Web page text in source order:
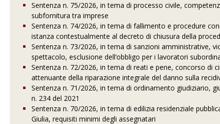
Sentenza n. 75/2026, in tema di processo civile,
subfornitura tra imprese
Sentenza n. 74/2026, in tema di fallimento e procedure
istanza contestualmente al decreto di chiusura della
Sentenza n. 73/2026, in tema di sanzioni amministrative,
spettacolo, esclusione dell’obbligo per i lavoratori
Sentenza n. 72/2026, in tema di reati e pene, concorso di
attenuante della riparazione integrale del danno sulla
Sentenza n. 71/2026, in tema di ordinamento giudiziario,
n. 234 del 2021
Sentenza n. 70/2026, in tema di edilizia residenziale
Giulia, requisiti minimi degli assegnatari